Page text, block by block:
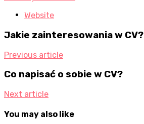
Website
Jakie zainteresowania w CV?
Previous article
Co napisać o sobie w CV?
Next article
You may also like